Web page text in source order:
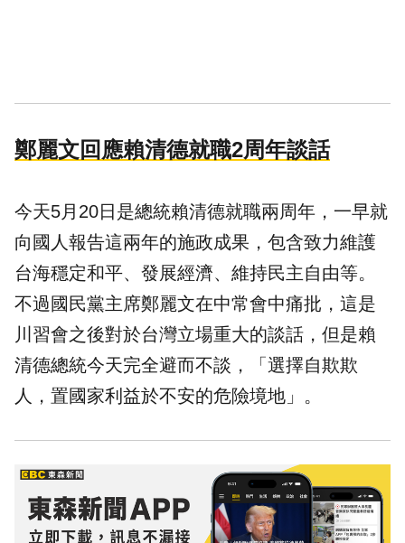
鄭麗文回應賴清德就職2周年談話
今天5月20日是總統賴清德就職兩周年，一早就
向國人報告這兩年的施政成果，包含致力維護
台海穩定和平、發展經濟、維持民主自由等。
不過國民黨主席鄭麗文在中常會中痛批，這是
川習會之後對於台灣立場重大的談話，但是賴
清德總統今天完全避而不談，「選擇自欺欺
人，置國家利益於不安的危險境地」。